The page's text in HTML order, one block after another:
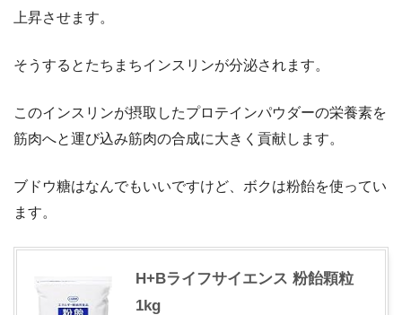
上昇させます。
そうするとたちまちインスリンが分泌されます。
このインスリンが摂取したプロテインパウダーの栄養素を
筋肉へと運び込み筋肉の合成に大きく貢献します。
ブドウ糖はなんでもいいですけど、ボクは粉飴を使ってい
ます。
H+Bライフサイエンス 粉飴顆粒
1kg